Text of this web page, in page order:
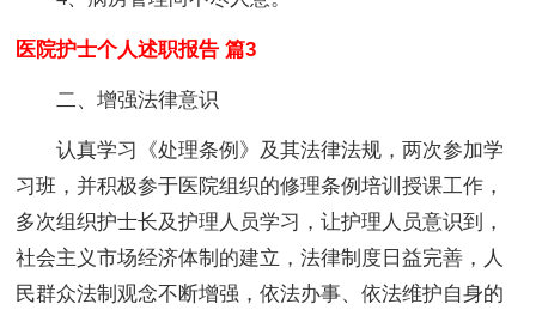
医院护士个人述职报告 篇3
二、增强法律意识
认真学习《处理条例》及其法律法规，两次参加学
习班，并积极参于医院组织的修理条例培训授课工作，
多次组织护士长及护理人员学习，让护理人员意识到，
社会主义市场经济体制的建立，法律制度日益完善，人
民群众法制观念不断增强，依法办事、依法维护自身的